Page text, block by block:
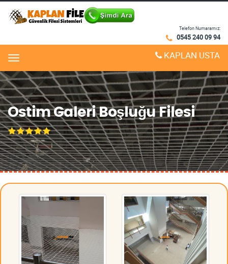
Telefon Numaramız:
0545 240 09 94
Menu KAPLAN USTA
Ostim Galeri Boşluğu Filesi